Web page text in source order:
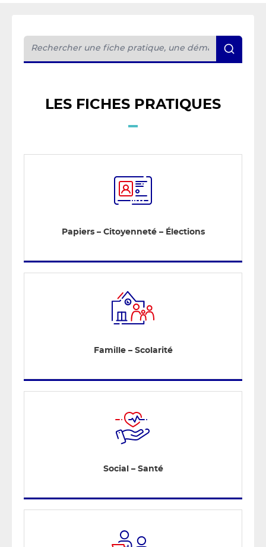
LES FICHES PRATIQUES
Papiers – Citoyenneté – Élections
Famille – Scolarité
Social – Santé